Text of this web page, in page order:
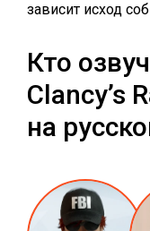
зависит исход
Кто
Clancy’s
на